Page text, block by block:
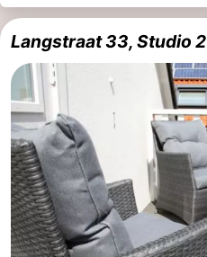
Langstraat 33, Studio 2